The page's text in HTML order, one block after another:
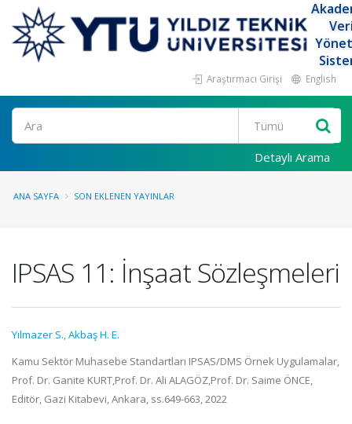
Araştırmacı Girişi English
Ara
Detaylı Arama
ANA SAYFA SON EKLENEN YAYINLAR
IPSAS 11: İnşaat Sözleşmeleri
Yılmazer S.,Akbaş H. E.
Kamu Sektör Muhasebe Standartları IPSAS/DMS Örnek Uygulamalar,
Prof. Dr. Ganite KURT,Prof. Dr. Ali ALAGÖZ,Prof. Dr. Saime ÖNCE,
Editör, Gazi Kitabevi, Ankara, ss.649-663, 2022